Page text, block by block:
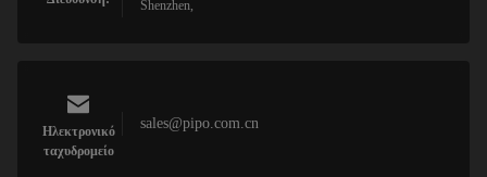
Shenzhen,
Ηλεκτρονικό
ταχυδρομείο
sales@pipo.com.cn